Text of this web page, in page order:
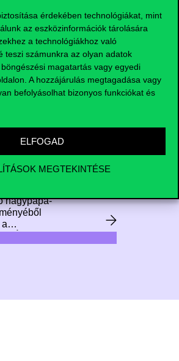
érdekében technológiákat, mint
az eszközinformációk tárolására
a technológiákhoz való
teszi számunkra az olyan adatok
magatartás vagy egyedi
A hozzájárulás megtagadása vagy
befolyásolhat bizonyos funkciókat és
ELFOGAD
MEGTEKINTÉSE
hallgató
szabott
az árakat
nagypapa-
Ezekre a